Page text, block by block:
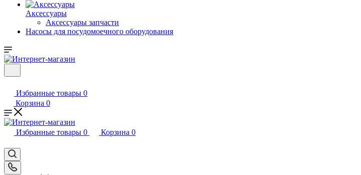
Аксессуары
Аксессуары запчасти
Насосы для посудомоечного оборудования
Избранные товары 0
Корзина 0
Избранные товары 0 Корзина 0